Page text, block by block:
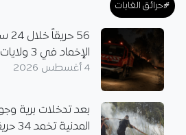
#حرائق الغابات
الإخماد في 3 ولايات
4 أغسطس 2026
بعد تدخلات برية
المدنية تخمد 34 حريقا في 24 ساعة